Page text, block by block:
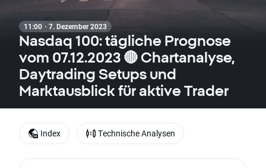
11:00 · 7. Dezember 2023
Nasdaq 100: tägliche Prognose
vom 07.12.2023 🔴 Chartanalyse,
Daytrading Setups und
Marktausblick für aktive Trader
Index Technische Analysen